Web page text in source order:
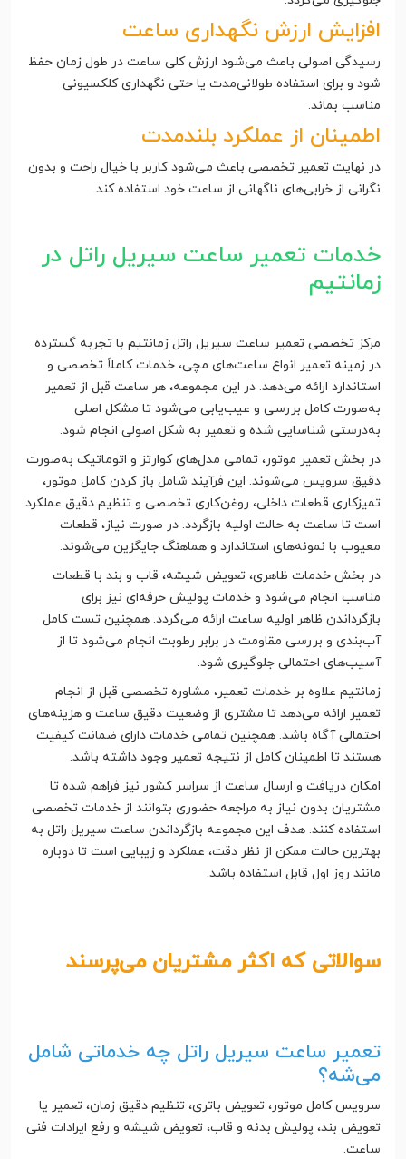
افزایش ارزش نگهداری ساعت
رسیدگی اصولی باعث می‌شود ارزش کلی ساعت در طول زمان حفظ
شود و برای استفاده طولانی‌مدت یا حتی نگهداری کلکسیونی
مناسب بماند.
اطمینان از عملکرد بلندمدت
در نهایت تعمیر تخصصی باعث می‌شود کاربر با خیال راحت و بدون
نگرانی از خرابی‌های ناگهانی از ساعت خود استفاده کند.
خدمات تعمیر ساعت سیریل راتل در
زمانتیم
مرکز تخصصی تعمیر ساعت سیریل راتل زمانتیم با تجربه گسترده
در زمینه تعمیر انواع ساعت‌های مچی، خدمات کاملاً تخصصی و
استاندارد ارائه می‌دهد. در این مجموعه، هر ساعت قبل از تعمیر
به‌صورت کامل بررسی و عیب‌یابی می‌شود تا مشکل اصلی
به‌درستی شناسایی شده و تعمیر به شکل اصولی انجام شود.
در بخش تعمیر موتور، تمامی مدل‌های کوارتز و اتوماتیک به‌صورت
دقیق سرویس می‌شوند. این فرآیند شامل باز کردن کامل موتور،
تمیزکاری قطعات داخلی، روغن‌کاری تخصصی و تنظیم دقیق عملکرد
است تا ساعت به حالت اولیه بازگردد. در صورت نیاز، قطعات
معیوب با نمونه‌های استاندارد و هماهنگ جایگزین می‌شوند.
در بخش خدمات ظاهری، تعویض شیشه، قاب و بند با قطعات
مناسب انجام می‌شود و خدمات پولیش حرفه‌ای نیز برای
بازگرداندن ظاهر اولیه ساعت ارائه می‌گردد. همچنین تست کامل
آب‌بندی و بررسی مقاومت در برابر رطوبت انجام می‌شود تا از
آسیب‌های احتمالی جلوگیری شود.
زمانتیم علاوه بر خدمات تعمیر، مشاوره تخصصی قبل از انجام
تعمیر ارائه می‌دهد تا مشتری از وضعیت دقیق ساعت و هزینه‌های
احتمالی آگاه باشد. همچنین تمامی خدمات دارای ضمانت کیفیت
هستند تا اطمینان کامل از نتیجه تعمیر وجود داشته باشد.
امکان دریافت و ارسال ساعت از سراسر کشور نیز فراهم شده تا
مشتریان بدون نیاز به مراجعه حضوری بتوانند از خدمات تخصصی
استفاده کنند. هدف این مجموعه بازگرداندن ساعت سیریل راتل به
بهترین حالت ممکن از نظر دقت، عملکرد و زیبایی است تا دوباره
مانند روز اول قابل استفاده باشد.
سوالاتی که اکثر مشتریان می‌پرسند
تعمیر ساعت سیریل راتل چه خدماتی شامل
می‌شه؟
سرویس کامل موتور، تعویض باتری، تنظیم دقیق زمان، تعمیر یا
تعویض بند، پولیش بدنه و قاب، تعویض شیشه و رفع ایرادات فنی
ساعت.